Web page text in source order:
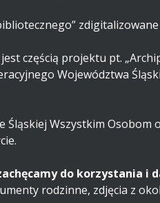
częścią projektu pt.
Województwa
Wszystkim Osobom
do korzystania
rodzinne, zdjęcia z